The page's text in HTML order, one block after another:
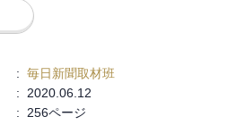
: 毎日新聞取材班
:
2020.06.12
:
256ページ